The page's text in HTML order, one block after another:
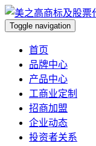
Toggle navigation
首页
品牌中心
产品中心
工商业定制
招商加盟
企业动态
投资者关系